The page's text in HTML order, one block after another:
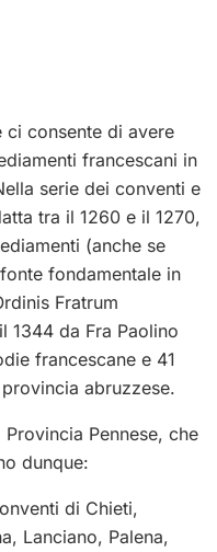
ci consente di avere
francescani in
serie dei conventi e
tra il 1260 e il 1270,
(anche se
fondamentale in
Fratrum
1344 da Fra Paolino
francescane e 41
abruzzese.
Pennese, che
dunque:
di Chieti,
Lanciano, Palena,